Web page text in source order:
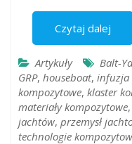
Czytaj dalej
Artykuły Balt-
GRP, houseboat, infuzja
kompozytowe, klaster
materiały kompozytowe,
jachtów, przemysł
technologie